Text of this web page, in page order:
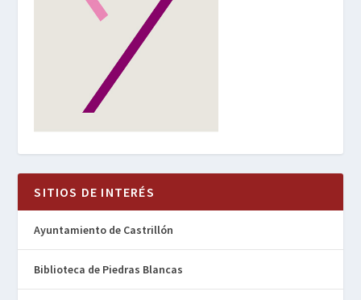
SITIOS DE INTERÉS
Ayuntamiento de Castrillón
Biblioteca de Piedras Blancas